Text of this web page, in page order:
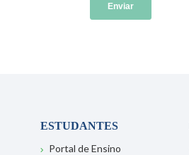
ESTUDANTES
Portal de Ensino